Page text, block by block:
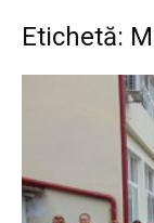
Etichetă: